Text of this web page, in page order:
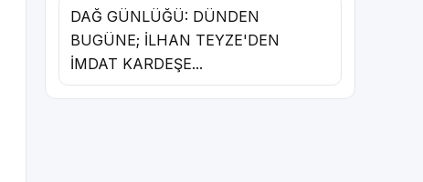
DAĞ GÜNLÜĞÜ: DÜNDEN
BUGÜNE; İLHAN TEYZE'DEN
İMDAT KARDEŞE...